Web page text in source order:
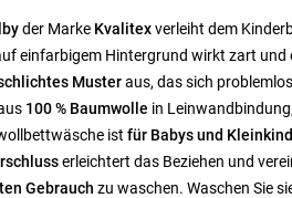
der Marke Kvalitexverleiht dem
einfarbigem Hintergrund wirkt zart und
Musteraus, das sich
100 % Baumwolle in
ist für Babys und
erleichtert das Beziehen und
Gebrauch zu waschen. Waschen Sie